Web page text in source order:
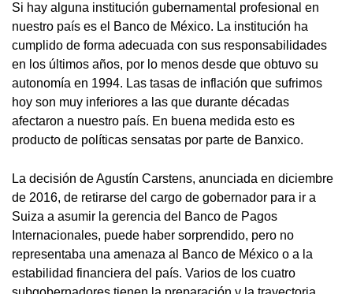
Si hay alguna institución gubernamental profesional en
nuestro país es el Banco de México. La institución ha
cumplido de forma adecuada con sus responsabilidades
en los últimos años, por lo menos desde que obtuvo su
autonomía en 1994. Las tasas de inflación que sufrimos
hoy son muy inferiores a las que durante décadas
afectaron a nuestro país. En buena medida esto es
producto de políticas sensatas por parte de Banxico.
La decisión de Agustín Carstens, anunciada en diciembre
de 2016, de retirarse del cargo de gobernador para ir a
Suiza a asumir la gerencia del Banco de Pagos
Internacionales, puede haber sorprendido, pero no
representaba una amenaza al Banco de México o a la
estabilidad financiera del país. Varios de los cuatro